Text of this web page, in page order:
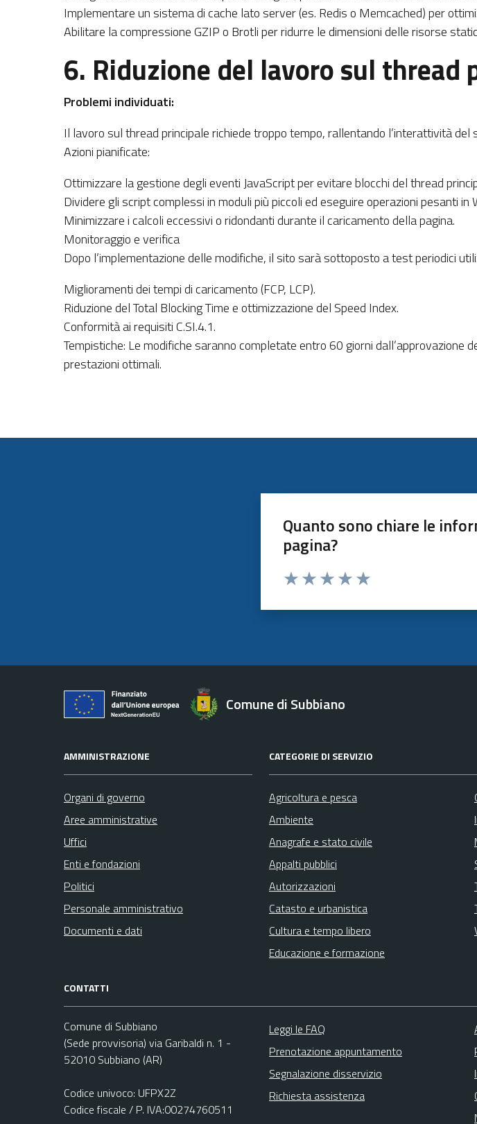
Implementare un sistema di cache lato server (es. Redis o Memcached) per
Abilitare la compressione GZIP o Brotli per ridurre le dimensioni delle risorse
6. Riduzione del lavoro sul thread
Problemi individuati:
Il lavoro sul thread principale richiede troppo tempo, rallentando l’interattività del
Azioni pianificate:
Ottimizzare la gestione degli eventi JavaScript per evitare blocchi del thread
Dividere gli script complessi in moduli più piccoli ed eseguire operazioni pesanti in
Minimizzare i calcoli eccessivi o ridondanti durante il caricamento della pagina.
Monitoraggio e verifica
Dopo l’implementazione delle modifiche, il sito sarà sottoposto a test periodici
Miglioramenti dei tempi di caricamento (FCP, LCP).
Riduzione del Total Blocking Time e ottimizzazione del Speed Index.
Conformità ai requisiti C.SI.4.1.
Tempistiche: Le modifiche saranno completate entro 60 giorni
prestazioni ottimali.
Quanto sono chiare le
pagina?
Comune di Subbiano
AMMINISTRAZIONE
Organi di governo
Aree amministrative
Uffici
Enti e fondazioni
Politici
Personale amministrativo
Documenti e dati
CATEGORIE DI SERVIZIO
Agricoltura e pesca
Ambiente
Anagrafe e stato civile
Appalti pubblici
Autorizzazioni
Catasto e urbanistica
Cultura e tempo libero
Educazione e formazione
CONTATTI
Comune di Subbiano
(Sede provvisoria) via Garibaldi n. 1 -
52010 Subbiano (AR)
Codice univoco: UFPX2Z
Codice fiscale / P. IVA:00274760511
Leggi le FAQ
Prenotazione appuntamento
Segnalazione disservizio
Richiesta assistenza